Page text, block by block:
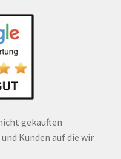
gekauften
Kunden auf die wir